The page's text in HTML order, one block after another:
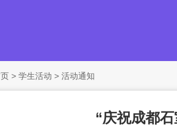
> 学生活动 > 活动通知
“庆祝成都